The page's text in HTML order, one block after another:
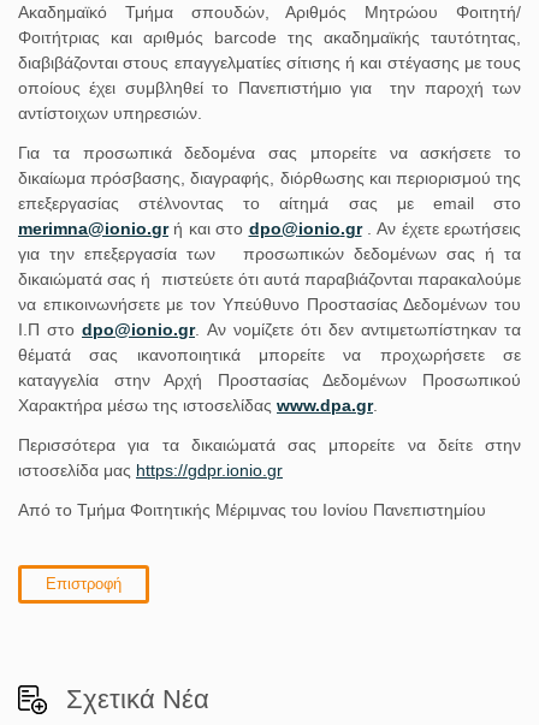
Ακαδημαϊκό Τμήμα σπουδών, Αριθμός Μητρώου Φοιτητή/
Φοιτήτριας και αριθμός barcode της ακαδημαϊκής ταυτότητας,
διαβιβάζονται στους επαγγελματίες σίτισης ή και στέγασης με τους
οποίους έχει συμβληθεί το Πανεπιστήμιο για την παροχή των
αντίστοιχων υπηρεσιών.
Για τα προσωπικά δεδομένα σας μπορείτε να ασκήσετε το
δικαίωμα πρόσβασης, διαγραφής, διόρθωσης και περιορισμού της
επεξεργασίας στέλνοντας το αίτημά σας με email στο
merimna@ionio.grή και στο dpo@ionio.gr. Αν έχετε ερωτήσεις
για την επεξεργασία των προσωπικών δεδομένων σας ή τα
δικαιώματά σας ή πιστεύετε ότι αυτά παραβιάζονται παρακαλούμε
να επικοινωνήσετε με τον Υπεύθυνο Προστασίας Δεδομένων του
Ι.Π στο dpo@ionio.gr. Αν νομίζετε ότι δεν αντιμετωπίστηκαν τα
θέματά σας ικανοποιητικά μπορείτε να προχωρήσετε σε
καταγγελία στην Αρχή Προστασίας Δεδομένων Προσωπικού
Χαρακτήρα μέσω της ιστοσελίδας www.dpa.gr.
Περισσότερα για τα δικαιώματά σας μπορείτε να δείτε στην
ιστοσελίδα μας https://gdpr. ionio gr
Από το Τμήμα Φοιτητικής Μέριμνας του Ιονίου Πανεπιστημίου
Επιστροφή
Σχετικά Νέα